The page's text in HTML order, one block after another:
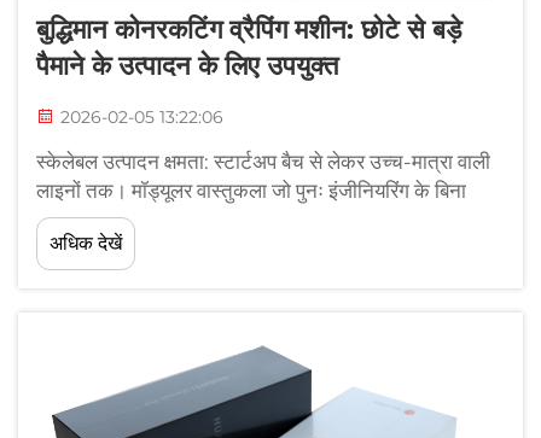
बुद्धिमान कोनरकटिंग व्रैपिंग मशीन: छोटे से बड़े
पैमाने के उत्पादन के लिए उपयुक्त
2026-02-05 13:22:06
स्केलेबल उत्पादन क्षमता: स्टार्टअप बैच से लेकर उच्च-मात्रा वाली
लाइनों तक। मॉड्यूलर वास्तुकला जो पुनः इंजीनियरिंग के बिना
सुग्राही स्केल-अप को सक्षम बनाती है। कोने काटने वाली रैपिंग
मशीन को इतना बुद्धिमान बनाने वाली बात उसकी मॉड्यूलर सेटअप
है। महंगे पुनर्व्यवस्थापन की कोई आवश्यकता नहीं...
अधिक देखें